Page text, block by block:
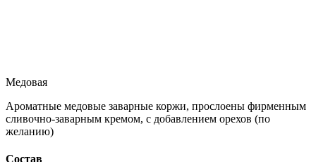
Медовая
Ароматные медовые заварные коржи, прослоены фирменным
сливочно-заварным кремом, с добавлением орехов (по
желанию)
Состав